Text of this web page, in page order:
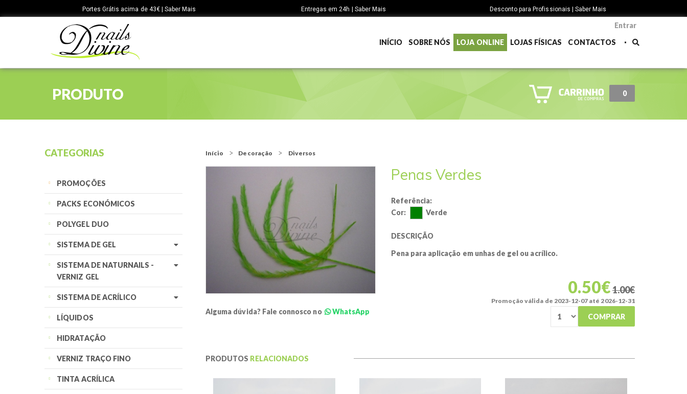
Portes Grátis acima de 43€ | Saber Mais Entregas em 24h | Saber Mais Desconto para Profissionais | Saber Mais
Entrar
INÍCIO
SOBRE NÓS LOJA ONLINE LOJAS FÍSICAS CONTACTOS
PRODUTO 0
CATEGORIAS
PROMOÇÕES
PACKS ECONÓMICOS
POLYGEL DUO
SISTEMA DE GEL
SISTEMA DE NATURNAILS -
VERNIZ GEL
SISTEMA DE ACRÍLICO
LÍQUIDOS
HIDRATAÇÃO
VERNIZ TRAÇO FINO
TINTA ACRÍLICA
Início Decoração Diversos
Alguma dúvida? Fale connosco no WhatsApp
Penas Verdes
Referência:
Cor:
Verde
DESCRIÇÃO
Pena para aplicação em unhas de gel ou acrílico.
0.50€1.00€
Promoção válida de 2023-12-07 até 2026-12-31
COMPRAR
PRODUTOS RELACIONADOS